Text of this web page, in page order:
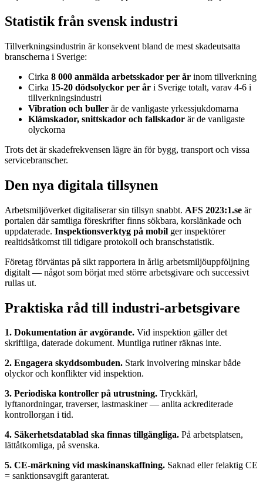
Statistik från svensk industri
Tillverkningsindustrin är konsekvent bland de mest skadeutsatta
branscherna i Sverige:
Cirka 8 000 anmälda arbetsskador per år inom tillverkning
Cirka 15-20 dödsolyckor per år i Sverige totalt, varav 4-6 i
tillverkningsindustri
Vibration och buller är de vanligaste yrkessjukdomarna
Klämskador, snittskador och fallskador är de vanligaste
olyckorna
Trots det är skadefrekvensen lägre än för bygg, transport och vissa
servicebranscher.
Den nya digitala tillsynen
Arbetsmiljöverket digitaliserar sin tillsyn snabbt. AFS 2023:1.se är
portalen där samtliga föreskrifter finns sökbara, korslänkade och
uppdaterade. Inspektionsverktyg på mobil ger inspektörer
realtidsåtkomst till tidigare protokoll och branschstatistik.
Företag förväntas på sikt rapportera in årlig arbetsmiljöuppföljning
digitalt — något som börjat med större arbetsgivare och successivt
rullas ut.
Praktiska råd till industri-arbetsgivare
1. Dokumentation är avgörande. Vid inspektion gäller det
skriftliga, daterade dokument. Muntliga rutiner räknas inte.
2. Engagera skyddsombuden. Stark involvering minskar både
olyckor och konflikter vid inspektion.
3. Periodiska kontroller på utrustning. Tryckkärl,
lyftanordningar, traverser, lastmaskiner — anlita ackrediterade
kontrollorgan i tid.
4. Säkerhetsdatablad ska finnas tillgängliga. På arbetsplatsen,
lättåtkomliga, på svenska.
5. CE-märkning vid maskinanskaffning. Saknad eller felaktig CE
= sanktionsavgift garanterat.